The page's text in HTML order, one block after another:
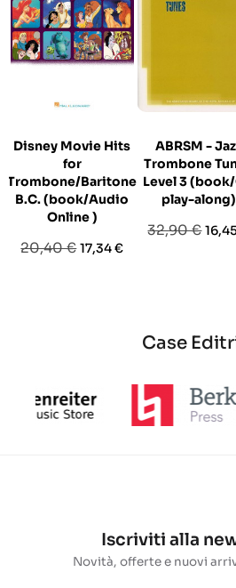
Disney Movie Hits
for
Trombone/Baritone
B.C. (book/Audio
Online )
Prezzo
20,40 €Prezzo
17,34 €
ABRSM -
Trombone
Level 3
play-along)
Prezzo
32,90 €
Case
Iscriviti alla
Novità, offerte e nuovi